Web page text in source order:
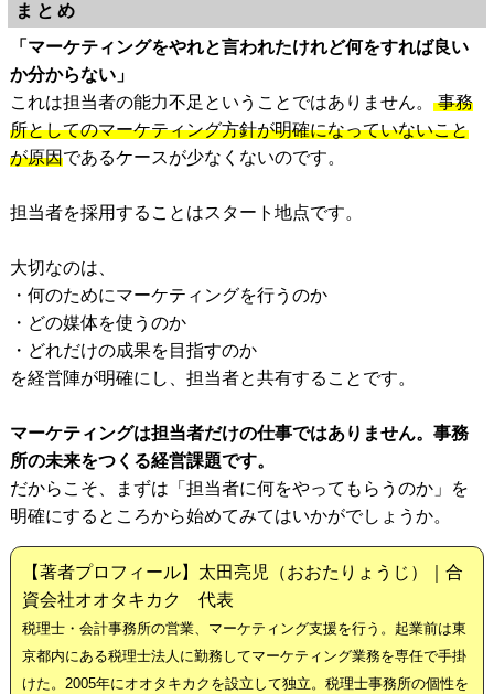
まとめ
「マーケティングをやれと言われたけれど何をすれば良い
か分からない」
これは担当者の能力不足ということではありません。 事務
所としてのマーケティング方針が明確になっていないこと
が原因であるケースが少なくないのです。
担当者を採用することはスタート地点です。
大切なのは、
・何のためにマーケティングを行うのか
・どの媒体を使うのか
・どれだけの成果を目指すのか
を経営陣が明確にし、担当者と共有することです。
マーケティングは担当者だけの仕事ではありません。事務
所の未来をつくる経営課題です。
だからこそ、まずは「担当者に何をやってもらうのか」を
明確にするところから始めてみてはいかがでしょうか。
【著者プロフィール】太田亮児（おおたりょうじ）｜合
資会社オオタキカク 代表
税理士・会計事務所の営業、マーケティング支援を行う。起業前は東
京都内にある税理士法人に勤務してマーケティング業務を専任で手掛
けた。2005年にオオタキカクを設立して独立。税理士事務所の個性を